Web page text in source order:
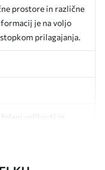
prostore in različne
je na voljo
prilagajanja.
velikosti in